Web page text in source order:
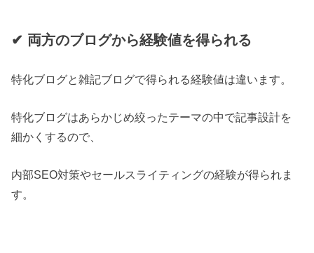
✔︎ 両方のブログから経験値を得られる
特化ブログと雑記ブログで得られる経験値は違います。
特化ブログはあらかじめ絞ったテーマの中で記事設計を
細かくするので、
内部SEO対策やセールスライティングの経験が得られま
す。